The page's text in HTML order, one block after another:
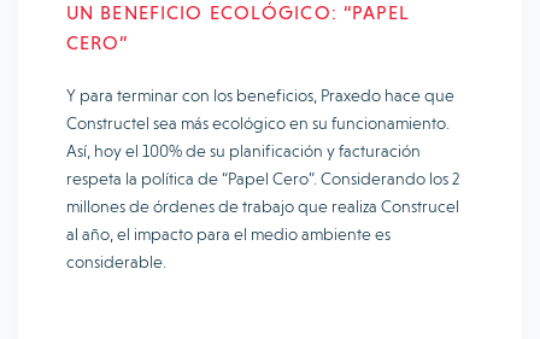
UN BENEFICIO ECOLÓGICO: “PAPEL
CERO”
Y para terminar con los beneficios, Praxedo hace que
Constructel sea más ecológico en su funcionamiento.
Así, hoy el 100% de su planificación y facturación
respeta la política de “Papel Cero”. Considerando los 2
millones de órdenes de trabajo que realiza Construcel
al año, el impacto para el medio ambiente es
considerable.